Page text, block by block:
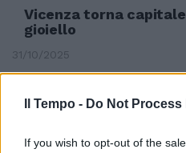
Il Tempo - Do Not
If you wish to opt-out of the
Vicenza torna
gioiello
31/10/2025
leader in Italia